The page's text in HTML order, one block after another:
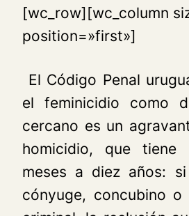
[wc_row][wc_column
position=»first»]
El Código Penal
el feminicidio como
cercano es un
homicidio, que
meses a diez años:
cónyuge, concubino o